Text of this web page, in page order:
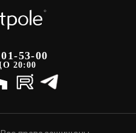
53-00
20:00